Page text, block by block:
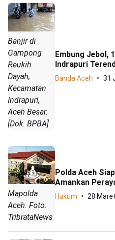
Banjir di
Gampong
Reukih
Dayah,
Kecamatan
Indrapuri,
Aceh Besar.
[Dok. BPBA]
Embung Jebol,
Indrapuri
Banda Aceh 31
Mapolda
Aceh. Foto:
TribrataNews
Polda Aceh
Amankan
Hukum 28